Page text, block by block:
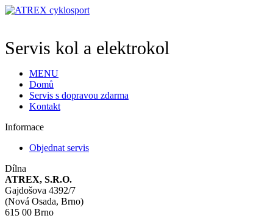
Servis kol a elektrokol
MENU
Domů
Servis s dopravou zdarma
Kontakt
Informace
Objednat servis
Dílna
ATREX, S.R.O.
Gajdošova 4392/7
(Nová Osada, Brno)
615 00 Brno